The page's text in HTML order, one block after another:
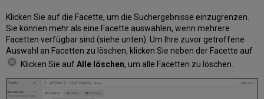
Klicken Sie auf die Facette, um die Suchergebnisse einzugrenzen.
Sie können mehr als eine Facette auswählen, wenn mehrere
Facetten verfügbar sind (siehe unten). Um Ihre zuvor getroffene
Auswahl an Facetten zu löschen, klicken Sie neben der Facette auf
. Klicken Sie aufAlle löschen, um alle Facetten zu löschen.